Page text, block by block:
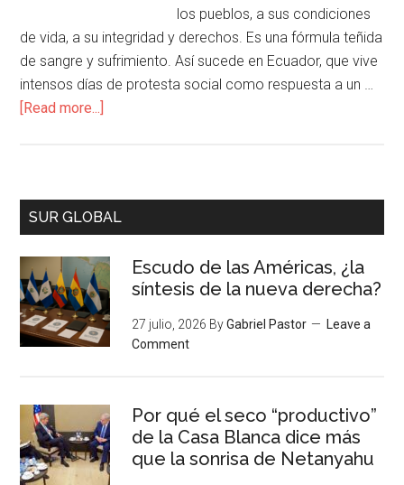
los pueblos, a sus condiciones
de vida, a su integridad y derechos. Es una fórmula teñida
de sangre y sufrimiento. Así sucede en Ecuador, que vive
intensos días de protesta social como respuesta a un …
[Read more...]
SUR GLOBAL
Escudo de las Américas, ¿la
síntesis de la nueva derecha?
27 julio, 2026 ByGabriel Pastor
Leave a
Comment
Por qué el seco “productivo”
de la Casa Blanca dice más
que la sonrisa de Netanyahu